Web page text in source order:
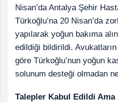
Nisan’da Antalya Şehir
Türkoğlu’na 20 Nisan’da
yapılarak yoğun bakıma
edildiği bildirildi.
göre Türkoğlu’nun yoğun
solunum desteği olmadan
Talepler Kabul Edildi